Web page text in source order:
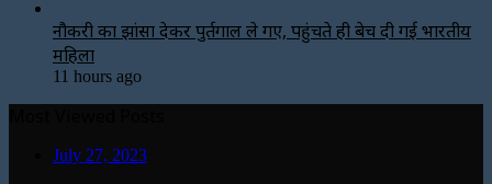
नौकरी का झांसा देकर पुर्तगाल ले गए, पहुंचते ही बेच दी गई भारतीय
महिला
11 hours ago
July 27, 2023